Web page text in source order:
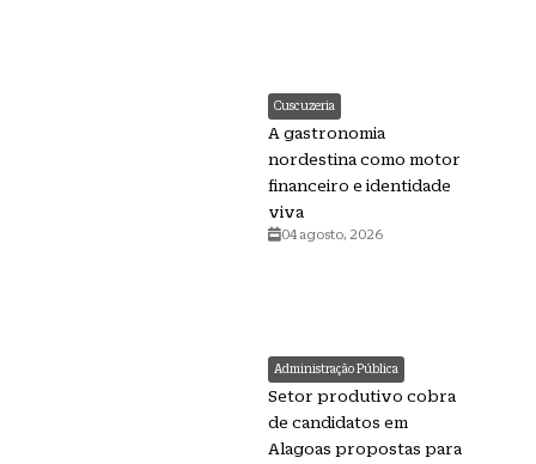
Cuscuzeria
A gastronomia
nordestina como motor
financeiro e identidade
viva
04 agosto, 2026
Administração Pública
Setor produtivo cobra
de candidatos em
Alagoas propostas para